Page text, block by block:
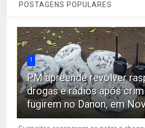
POSTAGENS POPULARES
1
PM apreende revólver
drogas e rádios após
fugirem no Danon, em